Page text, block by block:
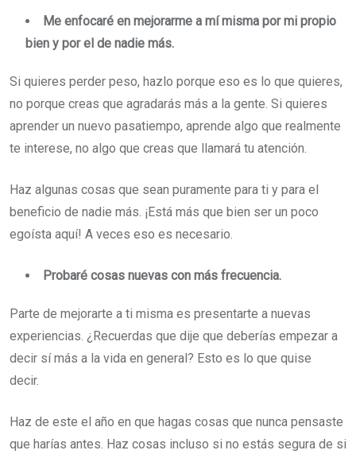
Me enfocaré en mejorarme a mí misma por mi propio
bien y por el de nadie más.
Si quieres perder peso, hazlo porque eso es lo que quieres,
no porque creas que agradarás más a la gente. Si quieres
aprender un nuevo pasatiempo, aprende algo que realmente
te interese, no algo que creas que llamará tu atención.
Haz algunas cosas que sean puramente para ti y para el
beneficio de nadie más. ¡Está más que bien ser un poco
egoísta aquí! A veces eso es necesario.
Probaré cosas nuevas con más frecuencia.
Parte de mejorarte a ti misma es presentarte a nuevas
experiencias. ¿Recuerdas que dije que deberías empezar a
decir sí más a la vida en general? Esto es lo que quise
decir.
Haz de este el año en que hagas cosas que nunca pensaste
que harías antes. Haz cosas incluso si no estás segura de si